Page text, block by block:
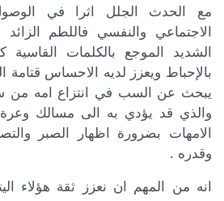
مع الحدث الجلل اثرا في
الاجتماعي والنفسي فاللطم
الشديد الموجع بالكلمات
بالإحباط ويعزز لديه الاحساس قتامة
يبحث عن السب في انتزاع امه من
والذي قد يؤدي به الى مسالك
الامهات بضرورة اظهار الصبر
وقدره .
انه من المهم ان نعزز ثقة هؤلاء